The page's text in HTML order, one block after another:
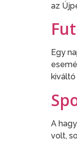
az
Egy
A
volt,